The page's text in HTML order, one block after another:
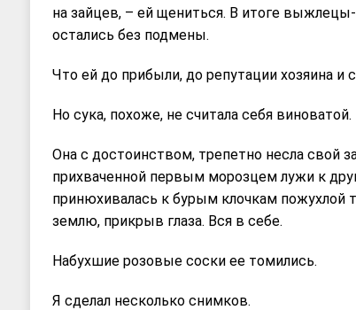
на зайцев, – ей щениться. В итоге
остались без подмены.
Что ей до прибыли, до репутации хозяина и
Но сука, похоже, не считала себя виноватой.
Она с достоинством, трепетно несла свой
прихваченной первым морозцем лужи к
принюхивалась к бурым клочкам пожухлой
землю, прикрыв глаза. Вся в себе.
Набухшие розовые соски ее томились.
Я сделал несколько снимков.